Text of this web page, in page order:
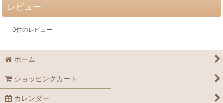
レビュー
0件のレビュー
ホーム
ショッピングカート
カレンダー